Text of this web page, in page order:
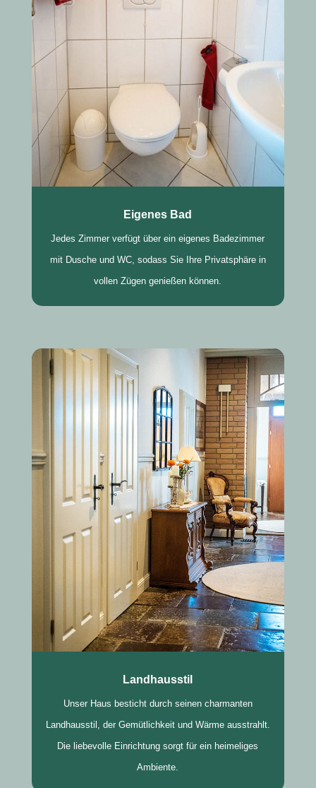
Eigenes Bad
Jedes Zimmer verfügt über ein eigenes Badezimmer
mit Dusche und WC, sodass Sie Ihre Privatsphäre in
vollen Zügen genießen können.
Landhausstil
Unser Haus besticht durch seinen charmanten
Landhausstil, der Gemütlichkeit und Wärme ausstrahlt.
Die liebevolle Einrichtung sorgt für ein heimeliges
Ambiente.